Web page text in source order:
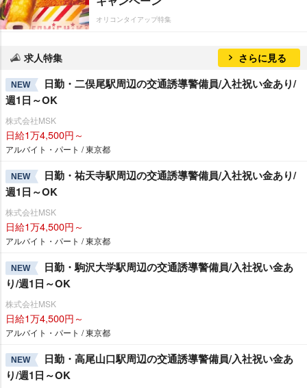
オリコンタイアップ特集
求人特集 さらに見る
NEW
日勤・二俣尾駅周辺の交通誘導警備員/入社祝い金あり/
週1日～OK
株式会社MSK
日給1万4,500円～
アルバイト・パート / 東京都
NEW
日勤・祐天寺駅周辺の交通誘導警備員/入社祝い金あり/
週1日～OK
株式会社MSK
日給1万4,500円～
アルバイト・パート / 東京都
NEW
日勤・駒沢大学駅周辺の交通誘導警備員/入社祝い金あ
り/週1日～OK
株式会社MSK
日給1万4,500円～
アルバイト・パート / 東京都
NEW
日勤・高尾山口駅周辺の交通誘導警備員/入社祝い金あ
り/週1日～OK